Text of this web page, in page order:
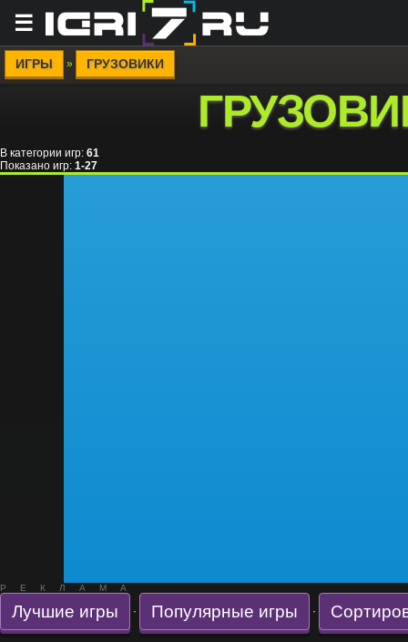
☰
ИГРЫ » ГРУЗОВИКИ
В категории игр: 61
Показано игр: 1-27
РЕКЛАМА
Лучшие игры · Популярные игры ·